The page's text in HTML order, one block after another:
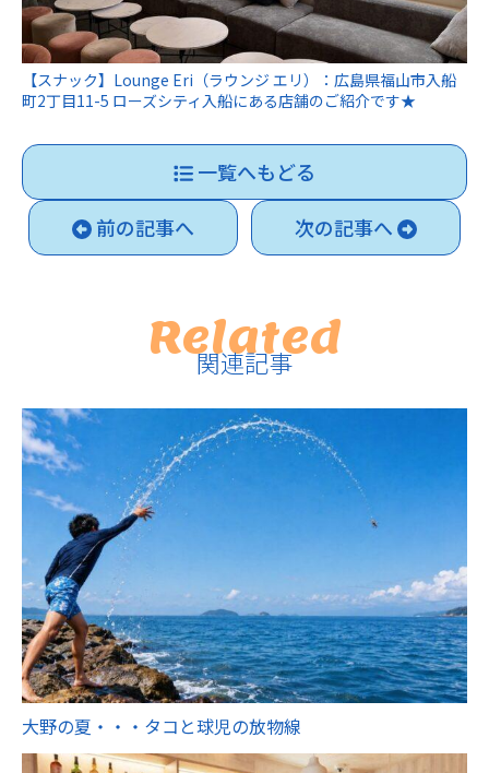
【スナック】Lounge Eri（ラウンジ エリ）：広島県福山市入船
町2丁目11-5 ローズシティ入船にある店舗のご紹介です★
一覧へもどる
前の記事へ
次の記事へ
Related
関連記事
大野の夏・・・タコと球児の放物線